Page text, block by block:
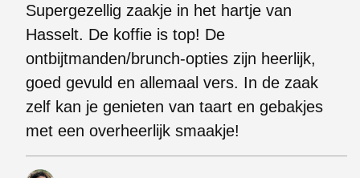
Supergezellig zaakje in het hartje van
Hasselt. De koffie is top! De
ontbijtmanden/brunch-opties zijn heerlijk,
goed gevuld en allemaal vers. In de zaak
zelf kan je genieten van taart en gebakjes
met een overheerlijk smaakje!